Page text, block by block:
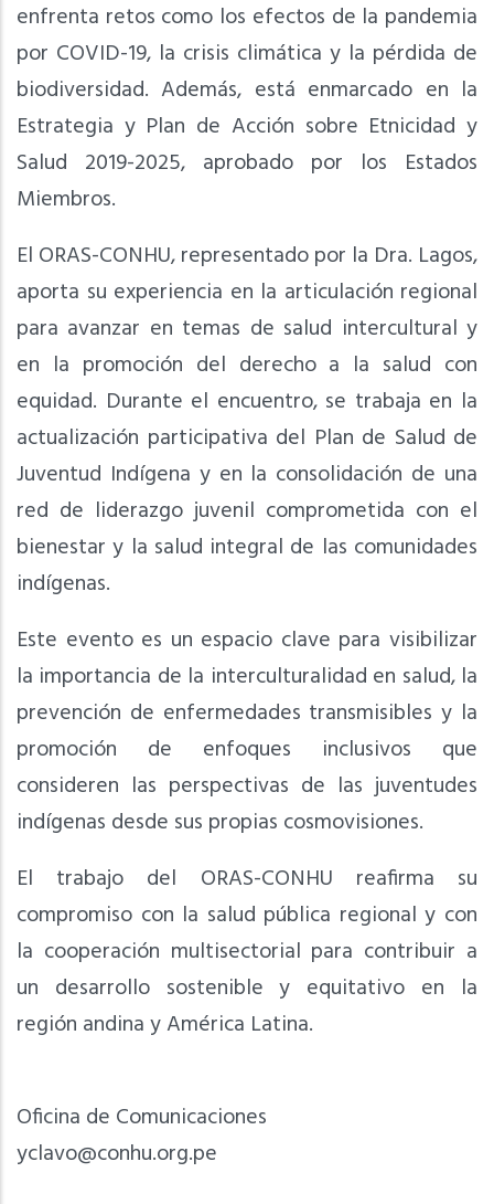
enfrenta retos como los efectos de la pandemia
por COVID-19, la crisis climática y la pérdida de
biodiversidad. Además, está enmarcado en la
Estrategia y Plan de Acción sobre Etnicidad y
Salud 2019-2025, aprobado por los Estados
Miembros.
El ORAS-CONHU, representado por la Dra. Lagos,
aporta su experiencia en la articulación regional
para avanzar en temas de salud intercultural y
en la promoción del derecho a la salud con
equidad. Durante el encuentro, se trabaja en la
actualización participativa del Plan de Salud de
Juventud Indígena y en la consolidación de una
red de liderazgo juvenil comprometida con el
bienestar y la salud integral de las comunidades
indígenas.
Este evento es un espacio clave para visibilizar
la importancia de la interculturalidad en salud, la
prevención de enfermedades transmisibles y la
promoción de enfoques inclusivos que
consideren las perspectivas de las juventudes
indígenas desde sus propias cosmovisiones.
El trabajo del ORAS-CONHU reafirma su
compromiso con la salud pública regional y con
la cooperación multisectorial para contribuir a
un desarrollo sostenible y equitativo en la
región andina y América Latina.
Oficina de Comunicaciones
yclavo@conhu.org.pe